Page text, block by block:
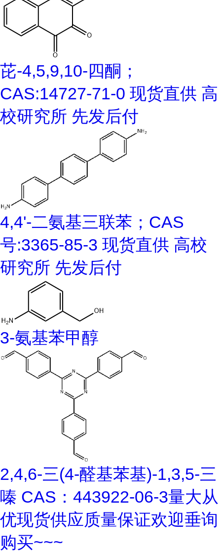
芘-4,5,9,10-四酮；
CAS:14727-71-0 现货直供 高
校研究所 先发后付
4,4'-二氨基三联苯；CAS
号:3365-85-3 现货直供 高校
研究所 先发后付
3-氨基苯甲醇
2,4,6-三(4-醛基苯基)-1,3,5-三
嗪 CAS：443922-06-3量大从
优现货供应质量保证欢迎垂询
购买~~~